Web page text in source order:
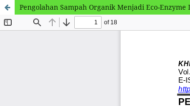
Pengolahan Sampah Organik Menjadi Eco-